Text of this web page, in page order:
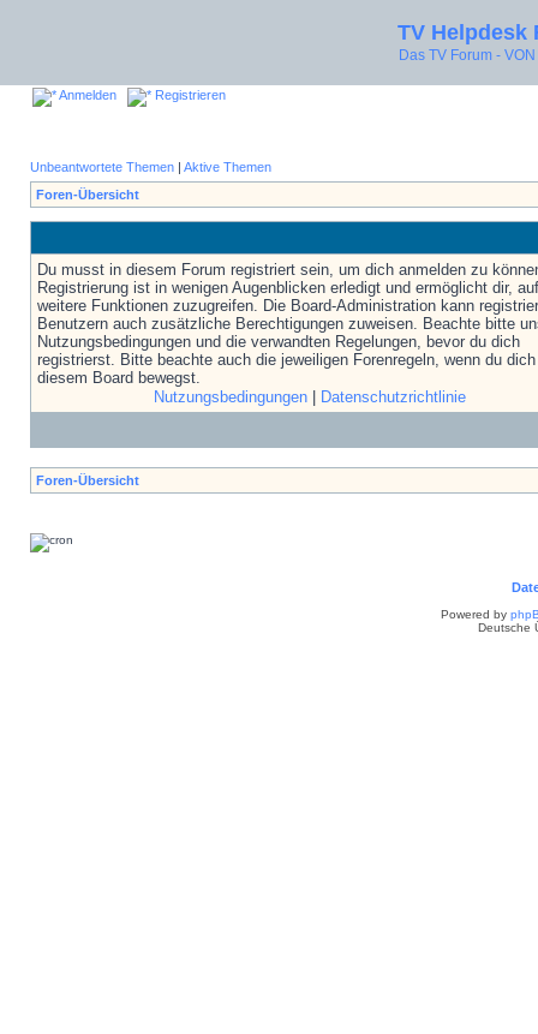
TV Helpdesk
Das TV Forum -
Anmelden Registrieren
Unbeantwortete Themen | Aktive Themen
Foren-Übersicht
Du musst in diesem Forum registriert sein, um dich anmelden zu
Registrierung ist in wenigen Augenblicken erledigt und ermöglicht dir, auf
weitere Funktionen zuzugreifen. Die Board-Administration kann
Benutzern auch zusätzliche Berechtigungen zuweisen. Beachte bitte
Nutzungsbedingungen und die verwandten Regelungen, bevor du dich
registrierst. Bitte beachte auch die jeweiligen Forenregeln, wenn du
diesem Board bewegst.
Nutzungsbedingungen| Datenschutzrichtlinie
Foren-Übersicht
Powered by
Deutsche